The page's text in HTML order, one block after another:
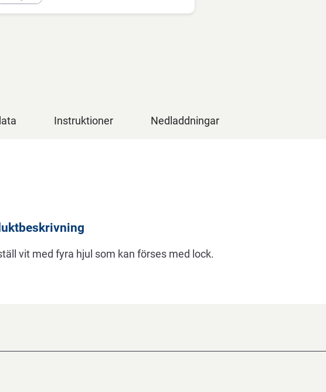
Instruktioner Nedladdningar
vit med fyra hjul som kan förses med lock.